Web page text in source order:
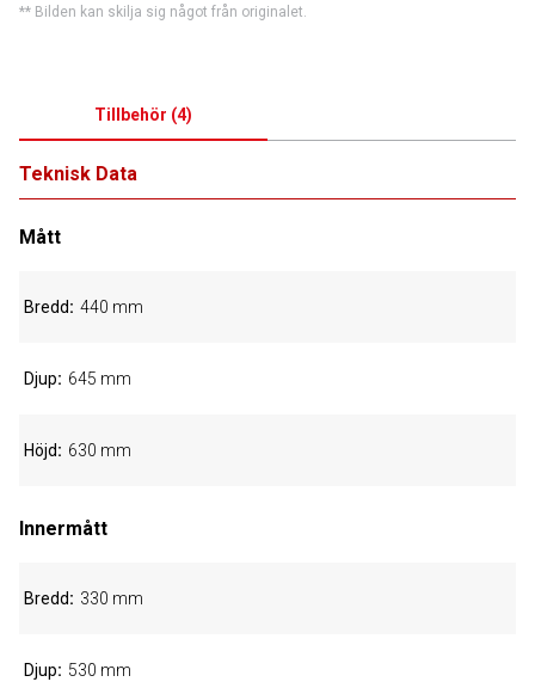
** Bilden kan skilja sig något från originalet.
Tillbehör (4)
Teknisk Data
Mått
Bredd 440 mm
Djup 645 mm
Höjd 630 mm
Innermått
Bredd 330 mm
Djup 530 mm